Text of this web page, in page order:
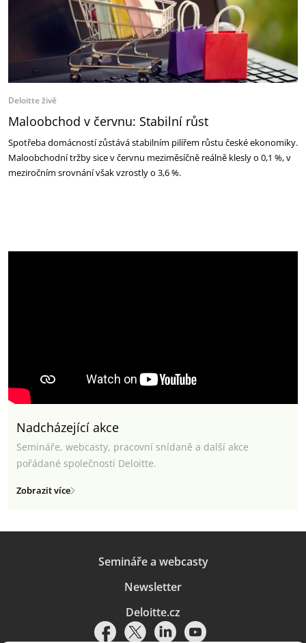
Deloitte živě
Maloobchod v červnu: Stabilní růst
Spotřeba domácností zůstává stabilním pilířem růstu české ekonomiky.
Maloobchodní tržby sice v červnu meziměsíčně reálně klesly o 0,1 %, v
meziročním srovnání však vzrostly o 3,6 %.
Nadcházející akce
Semináře, webcasty, pracovní snídaně a další akce
pořádané společností Deloitte.
Zobrazit více
Semináře a webcasty
Newsletter
Deloitte.cz